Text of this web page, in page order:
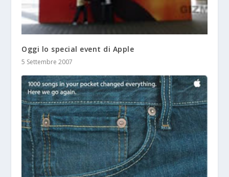
Oggi lo special event di Apple
5 Settembre 2007